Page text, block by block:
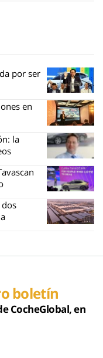
por ser
en
la
boletín
CocheGlobal, en